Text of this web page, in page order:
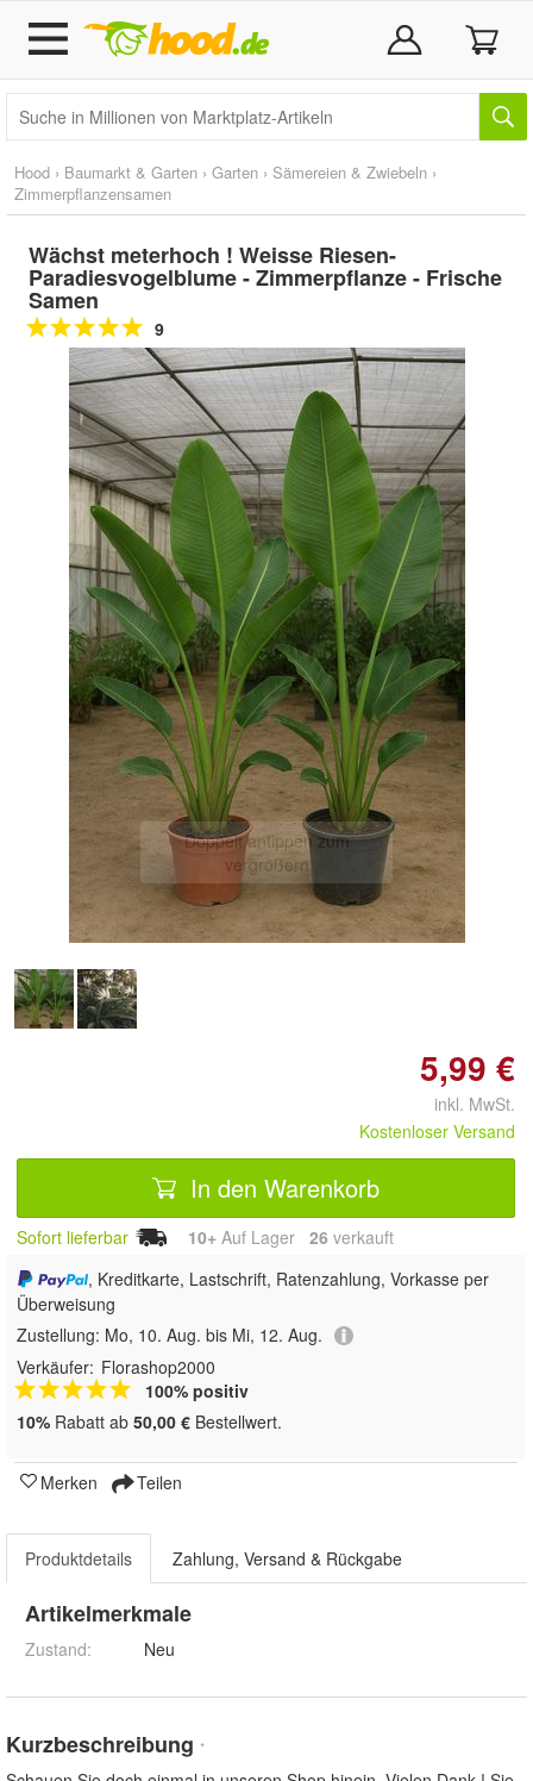
Hood › Baumarkt & Garten › Garten › Sämereien & Zwiebeln ›
Zimmerpflanzensamen
Wächst meterhoch ! Weisse Riesen-
Paradiesvogelblume - Zimmerpflanze - Frische
Samen
9
Doppelt antippen zum
vergrößern
5,99 €
inkl. MwSt.
Kostenloser Versand
In den Warenkorb
Sofort lieferbar 10+ Auf Lager 26 verkauft
, Kreditkarte, Lastschrift, Ratenzahlung, Vorkasse per
Überweisung
Zustellung: Mo, 10. Aug. bis Mi, 12. Aug.
Verkäufer: Florashop2000
100% positiv
10% Rabatt ab 50,00 € Bestellwert.
Merken Teilen
Produktdetails Zahlung, Versand & Rückgabe
Artikelmerkmale
Zustand: Neu
Kurzbeschreibung *